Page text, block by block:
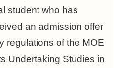
student who has
an admission offer
regulations of the MOE
Undertaking Studies in